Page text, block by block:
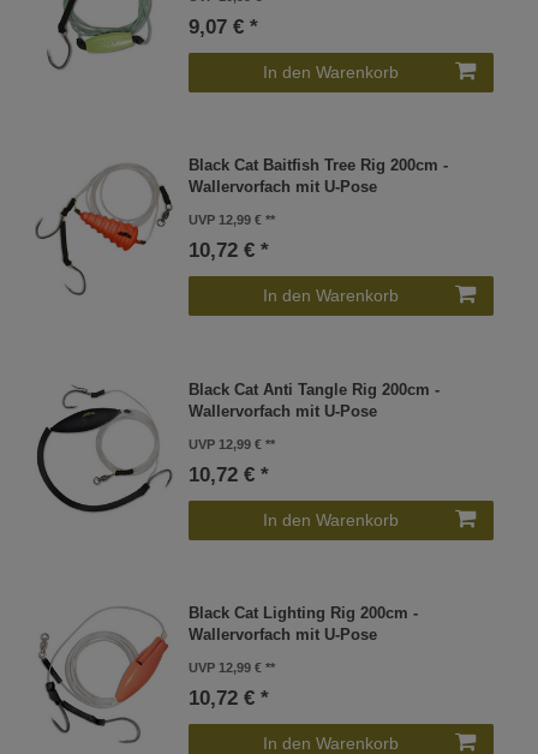
9,07 € *
In den Warenkorb
Black Cat Baitfish Tree Rig 200cm -
Wallervorfach mit U-Pose
UVP 12,99 €
10,72 € *
In den Warenkorb
Black Cat Anti Tangle Rig 200cm -
Wallervorfach mit U-Pose
UVP 12,99 €
10,72 € *
In den Warenkorb
Black Cat Lighting Rig 200cm -
Wallervorfach mit U-Pose
UVP 12,99 €
10,72 € *
In den Warenkorb